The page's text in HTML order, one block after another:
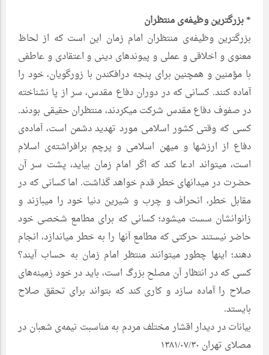
* بزرگترین وظیفه‌ی منتظران
بزرگترین وظیفه‌ی منتظران امام زمان این است که از لحاظ
معنوی و اخلاقی و عملی و پیوندهای دینی و اعتقادی و عاطفی
با مؤمنین و همچنین برای پنجه درافکندن با زورگویان، خود را
آماده کنند. کسانی که در دوران دفاع مقدس، سر از پا نشناخته
در صفوف دفاع مقدس شرکت میکردند، منتظران حقیقی بودند.
کسی که وقتی کشور اسلامی مورد تهدید دشمن است، آماده‌ی
دفاع از ارزشها و میهن اسلامی و پرچم برافراشته‌ی اسلام
است، میتواند ادعا کند که اگر امام زمان بیاید، پشت سر آن
حضرت در میدانهای خطر قدم خواهد گذاشت. اما کسانی که در
مقابل خطر، انحراف و چرب و شیرین دنیا خود را میبازند و
زانوانشان سست میشود؛ کسانی که برای مطامع شخصی خود
حاضر نیستند حرکتی که مطامع آنها را به خطر میاندازد، انجام
دهند؛ اینها چطور میتوانند منتظر امام زمان به حساب آیند؟
کسی که در انتظار آن مصلح بزرگ است، باید در خود زمینه‌های
صلاح را آماده سازد و کاری کند که بتواند برای تحقق صلاح
بایستد.
بیانات در دیدار اقشار مختلف مردم به مناسبت نیمه‌ی شعبان در
مصلای تهران ۱۳۸۱/۰۷/۳۰